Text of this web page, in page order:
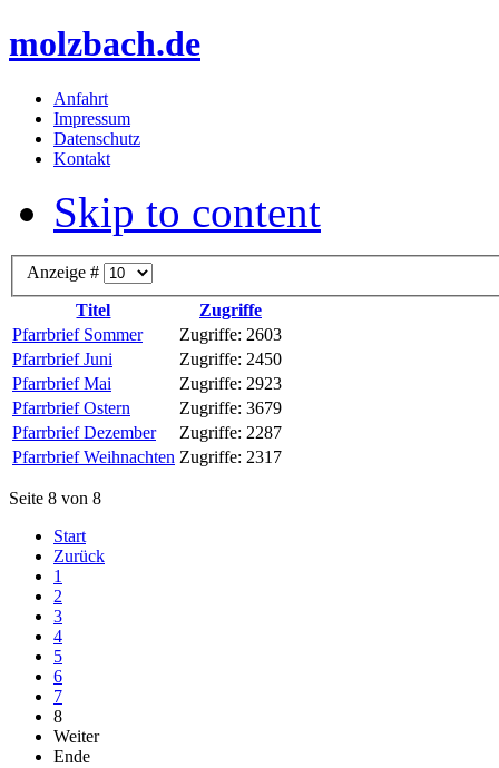
molzbach.de
Anfahrt
Impressum
Datenschutz
Kontakt
Skip to content
Anzeige #
Titel
Zugriffe
Pfarrbrief Sommer
Zugriffe: 2603
Pfarrbrief Juni
Zugriffe: 2450
Pfarrbrief Mai
Zugriffe: 2923
Pfarrbrief Ostern
Zugriffe: 3679
Pfarrbrief Dezember
Zugriffe: 2287
Pfarrbrief Weihnachten Zugriffe: 2317
Seite 8 von 8
Start
Zurück
1
2
3
4
5
6
7
8
Weiter
Ende